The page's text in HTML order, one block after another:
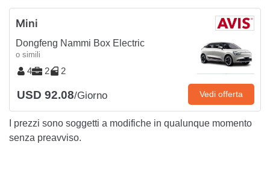
Mini
Dongfeng Nammi Box Electric
o simili
4 2 2
USD 92.08/Giorno Vedi offerta
I prezzi sono soggetti a modifiche in qualunque momento
senza preavviso.